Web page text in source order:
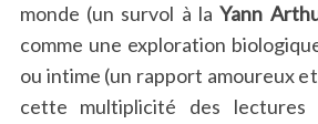
monde (un survol à laYann
comme une exploration
ou intime (un rapport amoureux et
cette multiplicité des lectures